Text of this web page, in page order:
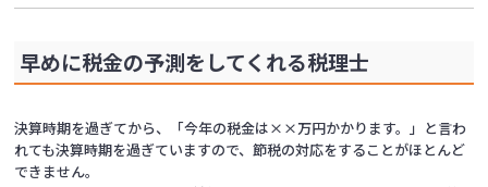
早めに税金の予測をしてくれる税理士
決算時期を過ぎてから、「今年の税金は××万円かかります。」と言わ
れても決算時期を過ぎていますので、節税の対応をすることがほとんど
できません。